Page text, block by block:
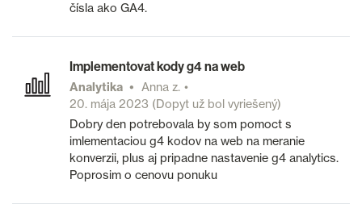
čísla ako GA4.
Implementovat kody g4 na web
Analytika
Anna z.
20. mája 2023 (Dopyt už bol vyriešený)
Dobry den potrebovala by som pomoct s
imlementaciou g4 kodov na web na meranie
konverzii, plus aj pripadne nastavenie g4 analytics.
Poprosim o cenovu ponuku